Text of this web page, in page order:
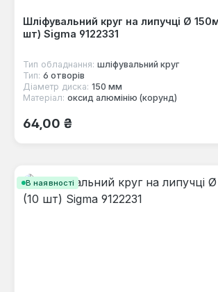
Шліфувальний круг на липучці Ø
шт) Sigma 9122331
Тип обладнання: шліфувальний круг
Тип: 6 отворів
Діаметр диска: 150 мм
Матеріал: оксид алюмінію (корунд)
Звичайна ціна:
64,00 ₴
В наявності